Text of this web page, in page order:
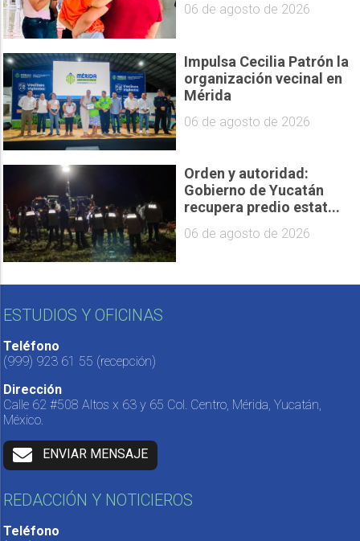
06 de agosto de 2026
Impulsa Cecilia Patrón la
organización vecinal en
Mérida
06 de agosto de 2026
Orden y autoridad:
Gobierno de Yucatán
recupera predio estat...
06 de agosto de 2026
ESTUDIOS Y OFICINAS
Teléfono
(999) 923 61 55 (recepción)
Dirección
Calle 62 #508 Altos x 63 y 65 Col. Centro, Mérida, Yucatán,
México.
ENVIAR MENSAJE
REDACCIÓN Y NOTICIEROS
Teléfono